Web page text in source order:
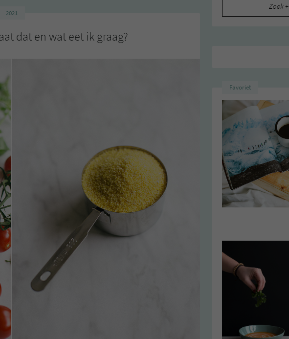
2021
dat en wat eet ik graag?
Favoriet